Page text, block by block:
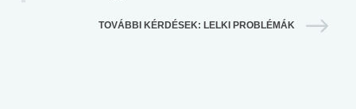
TOVÁBBI KÉRDÉSEK: LELKI PROBLÉMÁK